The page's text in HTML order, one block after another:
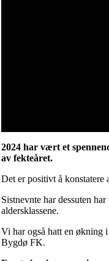
2024 har vært et
av fekteåret.
Det er positivt å konstatere
Sistnevnte har dessuten
aldersklassene.
Vi har også hatt en økning
Bygdø FK.